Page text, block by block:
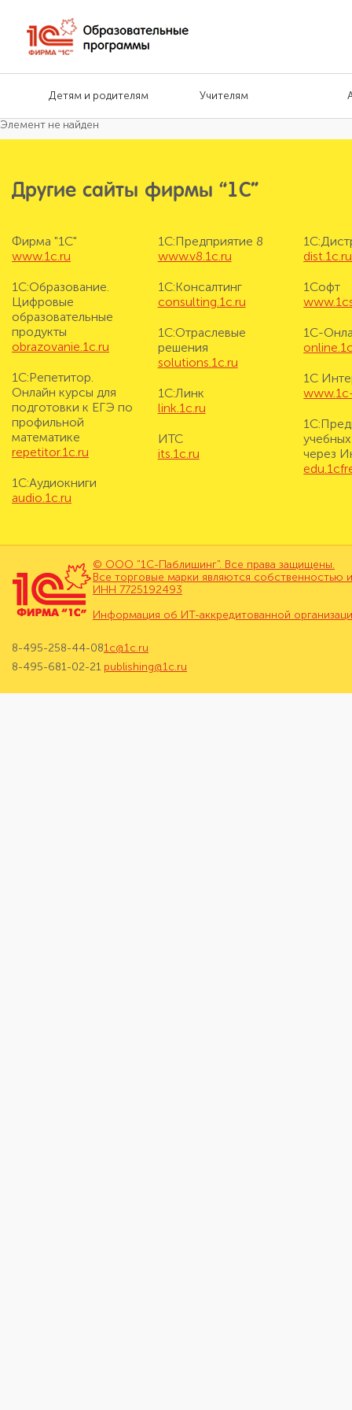
Детям и родителям Учителям
Элемент не найден
Другие сайты фирмы “1С”
Фирма "1С"
www.1c.ru
1С:Образование.
Цифровые
образовательные
продукты
obrazovanie.1c.ru
1С:Репетитор.
Онлайн курсы для
подготовки к ЕГЭ по
профильной
математике
repetitor.1c.ru
1С:Аудиокниги
audio.1c.ru
1С:Предприятие 8
www.v8.1c.ru
1С:Консалтинг
consulting.1c.ru
1С:Отраслевые
решения
solutions.1c.ru
1С:Линк
link.1c.ru
ИТС
its.1c.ru
dist.1c.ru
1Софт
1С-
1С
через
© ООО "1С-Паблишинг". Все права защищены.
Все торговые марки являются собственностью
ИНН 7725192493
Информация об ИТ-аккредитованной
8-495-258-44-08
8-495-681-02-21
1c@1c.ru
publishing@1c.ru